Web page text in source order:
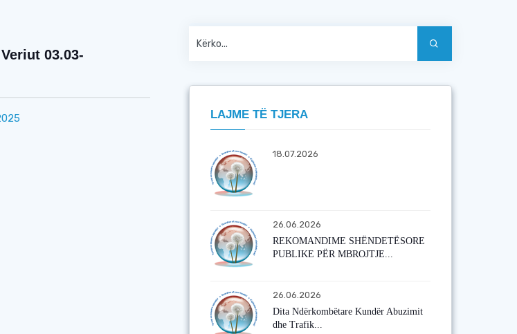
03.03-
LAJME TË TJERA
18.07.2026
26.06.2026
REKOMANDIME SHËNDETËSORE
PUBLIKE PËR MBROJTJE...
26.06.2026
Dita Ndërkombëtare Kundër Abuzimit
dhe Trafik...